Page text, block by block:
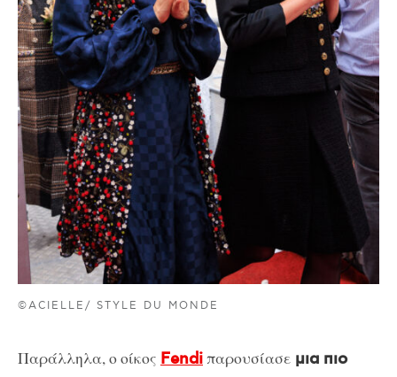
©ACIELLE/ STYLE DU MONDE
Παράλληλα, ο οίκος Fendiπαρουσίασε μια πιο